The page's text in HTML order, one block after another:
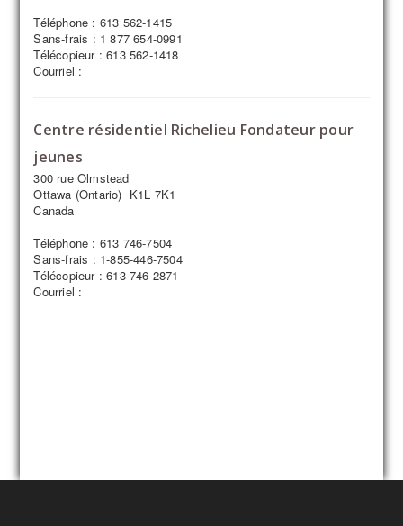
Téléphone : 613 562-1415
Sans-frais : 1 877 654-0991
Télécopieur : 613 562-1418
Courriel :
Centre résidentiel Richelieu Fondateur pour
jeunes
300 rue Olmstead
Ottawa (Ontario) K1L 7K1
Canada
Téléphone : 613 746-7504
Sans-frais : 1-855-446-7504
Télécopieur : 613 746-2871
Courriel :